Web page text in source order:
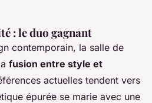
: le duo gagnant
contemporain, la salle de
fusion entre style et
actuelles tendent vers
épurée se marie avec une